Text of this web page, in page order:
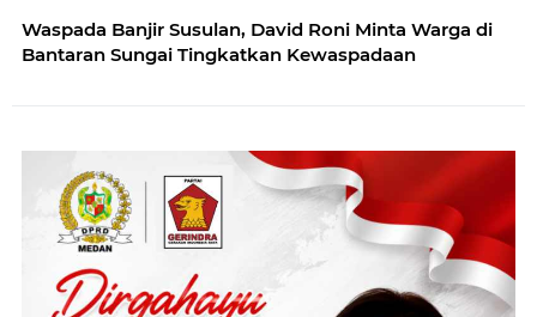
Waspada Banjir Susulan, David Roni Minta Warga di
Bantaran Sungai Tingkatkan Kewaspadaan